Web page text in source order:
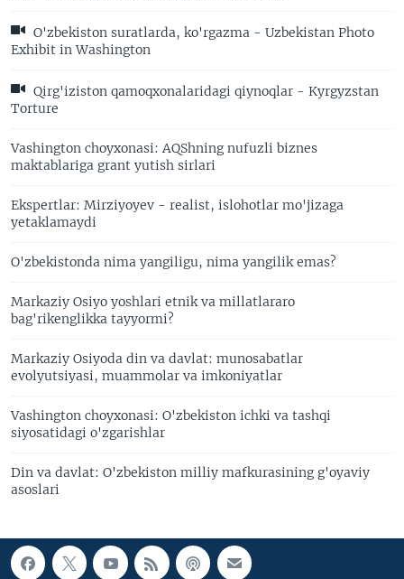
O'zbekiston suratlarda, ko'rgazma - Uzbekistan Photo
Exhibit in Washington
Qirg'iziston qamoqxonalaridagi qiynoqlar - Kyrgyzstan
Torture
Vashington choyxonasi: AQShning nufuzli biznes
maktablariga grant yutish sirlari
Ekspertlar: Mirziyoyev - realist, islohotlar mo'jizaga
yetaklamaydi
O'zbekistonda nima yangiligu, nima yangilik emas?
Markaziy Osiyo yoshlari etnik va millatlararo
bag'rikenglikka tayyormi?
Markaziy Osiyoda din va davlat: munosabatlar
evolyutsiyasi, muammolar va imkoniyatlar
Vashington choyxonasi: O'zbekiston ichki va tashqi
siyosatidagi o'zgarishlar
Din va davlat: O'zbekiston milliy mafkurasining g'oyaviy
asoslari